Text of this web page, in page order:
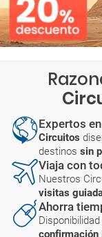
Expertos
Circuitos
destinos sin
Viaja con
Nuestros
visitas
Ahorra
confirmación